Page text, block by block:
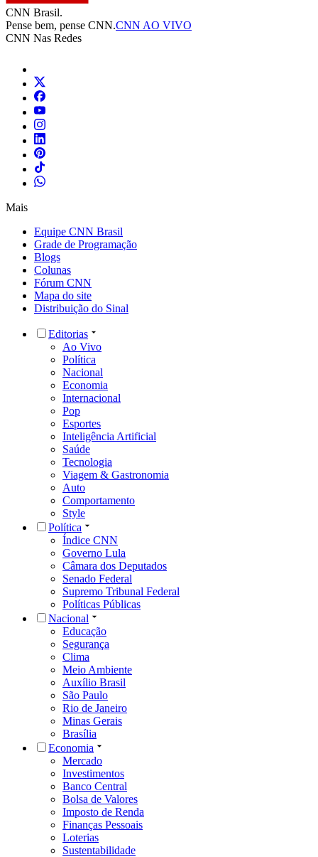
CNN Brasil.
Pense bem, pense CNN.CNN AO VIVO
CNN Nas Redes
Mais
Equipe CNN Brasil
Grade de Programação
Blogs
Colunas
Fórum CNN
Mapa do site
Distribuição do Sinal
Editorias
Ao Vivo
Política
Nacional
Economia
Internacional
Pop
Esportes
Inteligência Artificial
Saúde
Tecnologia
Viagem & Gastronomia
Auto
Comportamento
Style
Política
Índice CNN
Governo Lula
Câmara dos Deputados
Senado Federal
Supremo Tribunal Federal
Políticas Públicas
Nacional
Educação
Segurança
Clima
Meio Ambiente
Auxílio Brasil
São Paulo
Rio de Janeiro
Minas Gerais
Brasília
Economia
Mercado
Investimentos
Banco Central
Bolsa de Valores
Imposto de Renda
Finanças Pessoais
Loterias
Sustentabilidade